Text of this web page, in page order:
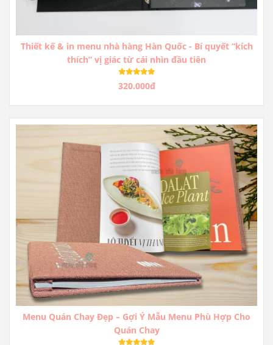
Thiết kế & in menu nhà hàng Hàn Quốc - Bí quyết “kích
thích” vị giác từ cái nhìn đầu tiên
320.000đ
Menu Quán Chay Đẹp – Gợi Ý Mẫu Menu Phù Hợp Cho
Quán Chay